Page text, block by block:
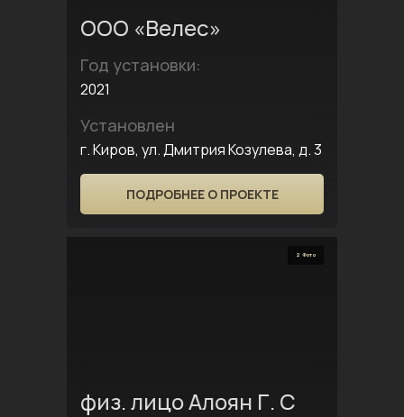
ООО «Велес»
Год установки:
2021
Установлен
г. Киров, ул. Дмитрия Козулева, д. 3
ПОДРОБНЕЕ О ПРОЕКТЕ
2 Фото
физ. лицо Алоян Г. С